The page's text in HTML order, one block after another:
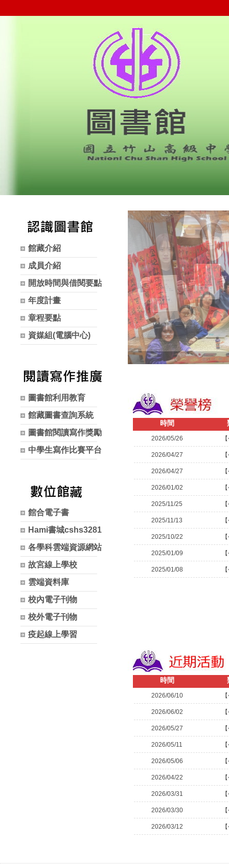
館藏介紹
成員介紹
開放時間與借閱要點
年度計畫
章程要點
資媒組(電腦中心)
圖書館利用教育
館藏圖書查詢系統
圖書館閱讀寫作獎勵
中學生寫作比賽平台
館合電子書
Hami書城cshs3281
各學科雲端資源網站
故宮線上學校
雲端資料庫
校內電子刊物
校外電子刊物
疫起線上學習
時間
2026/05/26
2026/04/27
2026/04/27
2026/01/02
2025/11/25
2025/11/13
2025/10/22
2025/01/09
2025/01/08
時間
2026/06/10
2026/06/02
2026/05/27
2026/05/11
2026/05/06
2026/04/22
2026/03/31
2026/03/30
2026/03/12